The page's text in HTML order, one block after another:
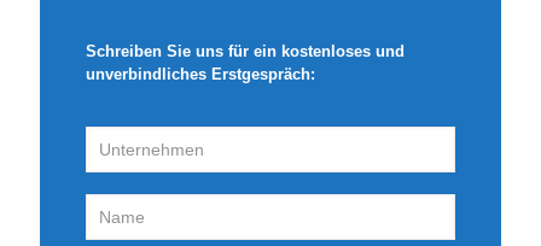
Schreiben Sie uns für ein kostenloses und
unverbindliches Erstgespräch: